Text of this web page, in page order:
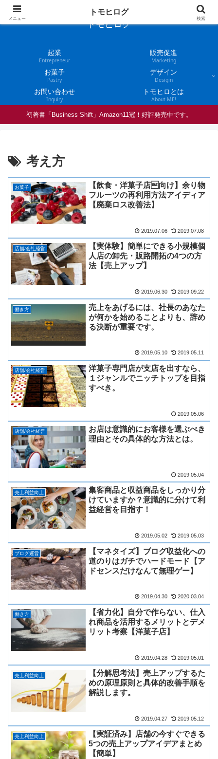
トモヒログ
起業
Entrepreneur
販売促進
Marketing
お菓子
Pastry
デザイン
Desigin
お問い合わせ
Inquiry
トモヒロとは
About ME!
初著書「Business Shift」Amazon11冠！好評発売中です。
考え方
お菓子
【飲食・洋菓子店向け】余り物
フルーツの再利用方法アイディア
【廃棄ロス改善法】
2019.07.06 2019.07.08
店舗/会社経営
【実体験】簡単にできる小規模個
人店の卸先・販路開拓の4つの方
法【売上アップ】
2019.06.30 2019.09.22
働き方
売上をあげるには、社長のあなた
が何かを始めることよりも、辞め
る決断が重要です。
2019.05.10 2019.05.11
店舗/会社経営
洋菓子専門店が支店を出すなら、
１ジャンルでニッチトップを目指
すべき。
2019.05.06
店舗/会社経営
お店は意識的にお客様を選ぶべき
理由とその具体的な方法とは。
2019.05.04
売上利益向上
集客商品と収益商品をしっかり分
けていますか？意識的に分けて利
益経営を目指す！
2019.05.02 2019.05.03
ブログ運営
【マネタイズ】ブログ収益化への
道のりはガチでハードモード【ア
ドセンスだけなんて無理ゲー】
2019.04.30 2020.03.04
働き方
【省力化】自分で作らない、仕入
れ商品を活用するメリットとデメ
リット考察【洋菓子店】
2019.04.28 2019.05.01
売上利益向上
【分解思考法】売上アップするた
めの原理原則と具体的改善手順を
解説します。
2019.04.27 2019.05.12
売上利益向上
【実証済み】店舗の今すぐできる
5つの売上アップアイデアまとめ
【簡単】
メニュー
トモヒログ
検索